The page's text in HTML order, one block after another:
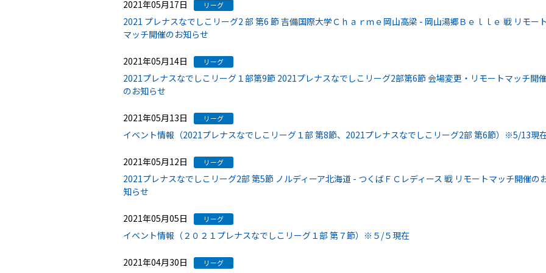
2021年05月17日 リーグ
2021 プレナスなでしこリーグ2 部 第6 節 吉備国際大学Ｃｈａｒｍｅ岡山高梁 - 岡山湯郷Ｂｅｌｌｅ 戦 リモート
マッチ開催のお知らせ
2021年05月14日 リーグ
2021プレナスなでしこリーグ１部第9節 2021プレナスなでしこリーグ2部第6節 会場変更・リモートマッチ開
のお知らせ
2021年05月13日 リーグ
イベント情報（2021プレナスなでしこリーグ１部 第8節、2021プレナスなでしこリーグ2部 第6節）※5/13現
2021年05月12日 リーグ
2021プレナスなでしこリーグ2部 第5節 ノルディーア北海道 - つくばＦＣレディース 戦 リモートマッチ開催の
知らせ
2021年05月05日 リーグ
イベント情報（２０２１プレナスなでしこリーグ１部 第７節）※５/５現在
2021年04月30日 リーグ